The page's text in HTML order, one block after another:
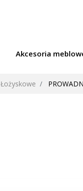
Akcesoria
Łożyskowe